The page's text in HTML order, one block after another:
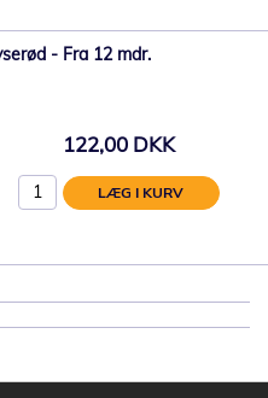
- Fra 12 mdr.
122,00 DKK
LÆG I KURV